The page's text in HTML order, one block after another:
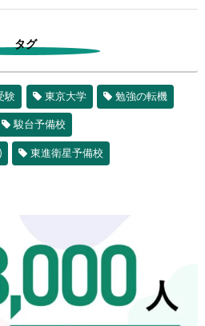
タグ
験 東京大学 勉強の転機
駿台予備校
東進衛星予備校